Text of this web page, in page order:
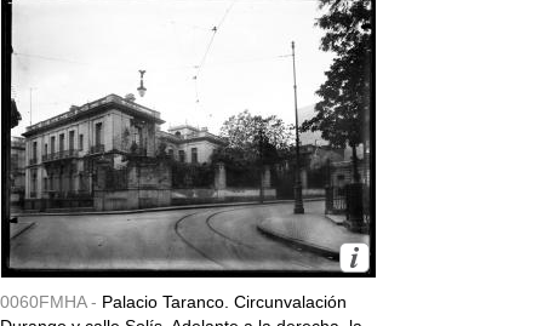
0060FMHA - Palacio Taranco. Circunvalación